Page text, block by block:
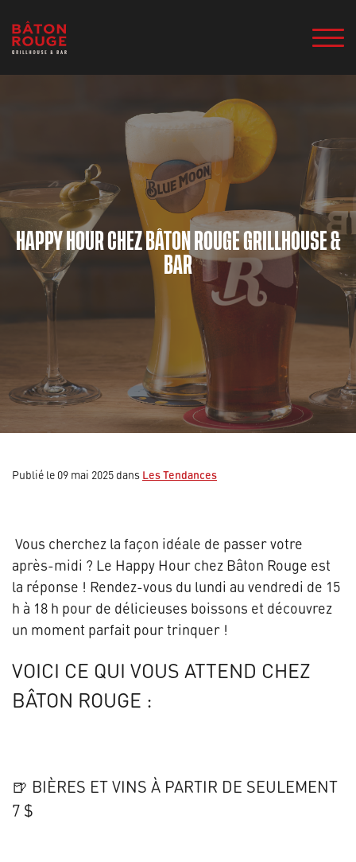
HAPPY HOUR CHEZ BÂTON ROUGE GRILLHOUSE &
BAR
Publié le 09 mai 2025 dans Les Tendances
Vous cherchez la façon idéale de passer votre
après-midi ? Le Happy Hour chez Bâton Rouge est
la réponse ! Rendez-vous du lundi au vendredi de 15
h à 18 h pour de délicieuses boissons et découvrez
un moment parfait pour trinquer !
VOICI CE QUI VOUS ATTEND CHEZ
BÂTON ROUGE :
🍺 BIÈRES ET VINS À PARTIR DE SEULEMENT
7 $